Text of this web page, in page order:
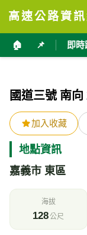
高速公路資訊
🏠 📌 即
國道三號 南
加入收藏
地點資訊
嘉義市 東區
海拔
128公尺